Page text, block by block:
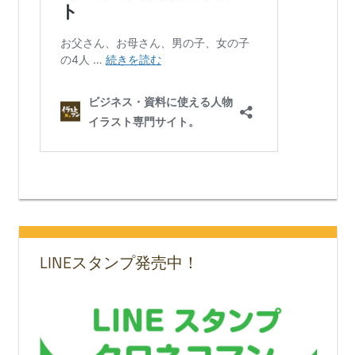
LINEスタンプ発売中！